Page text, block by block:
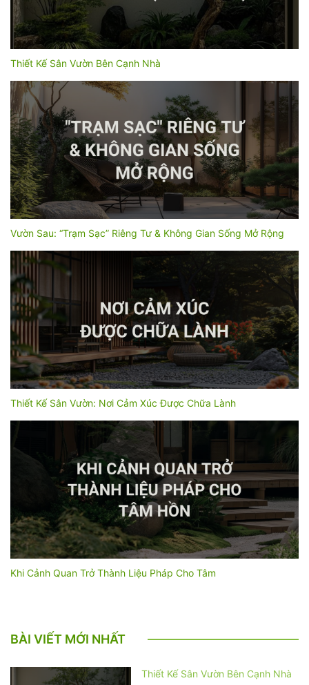
Thiết Kế Sân Vườn Bên Cạnh Nhà
Vườn Sau: “Trạm Sạc” Riêng Tư & Không Gian Sống Mở Rộng
Thiết Kế Sân Vườn: Nơi Cảm Xúc Được Chữa Lành
Khi Cảnh Quan Trở Thành Liệu Pháp Cho Tâm
BÀI VIẾT MỚI NHẤT
Thiết Kế Sân Vườn Bên Cạnh Nhà